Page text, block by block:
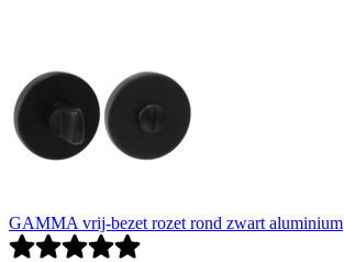
GAMMA vrij-bezet rozet rond zwart aluminium